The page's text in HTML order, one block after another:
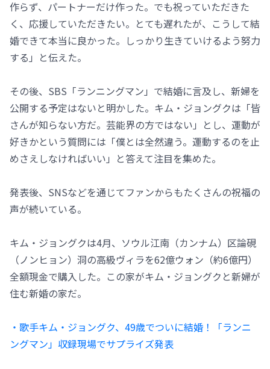
作らず、パートナーだけ作った。でも祝っていただきた
く、応援していただきたい。とても遅れたが、こうして結
婚できて本当に良かった。しっかり生きていけるよう努力
する」と伝えた。
その後、SBS「ランニングマン」で結婚に言及し、新婦を
公開する予定はないと明かした。キム・ジョングクは「皆
さんが知らない方だ。芸能界の方ではない」とし、運動が
好きかという質問には「僕とは全然違う。運動するのを止
めさえしなければいい」と答えて注目を集めた。
発表後、SNSなどを通じてファンからもたくさんの祝福の
声が続いている。
キム・ジョングクは4月、ソウル江南（カンナム）区論硯
（ノンヒョン）洞の高級ヴィラを62億ウォン（約6億円）
全額現金で購入した。この家がキム・ジョングクと新婦が
住む新婚の家だ。
・歌手キム・ジョングク、49歳でついに結婚！「ランニ
ングマン」収録現場でサプライズ発表